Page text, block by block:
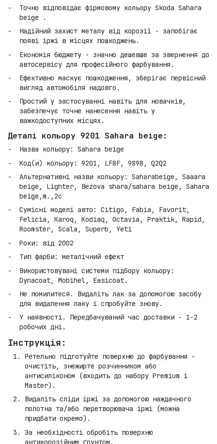
Точно відповідає фірмовому кольору Skoda Sahara
beige .
Надійний захист металу від корозії - запобігає
появі іржі в місцях пошкоджень.
Економія бюджету - значно дешевше за звернення до
автосервісу для професійного фарбування.
Ефективно маскує пошкодження, зберігає первісний
вигляд автомобіля надовго.
Простий у застосуванні навіть для новачків,
забезпечує точне нанесення навіть у
важкодоступних місцях.
Деталі кольору 9201 Sahara beige:
Назва кольору: Sahara beige
Код(и) кольору: 9201, LF8F, 9898, Q2Q2
Альтернативні назви кольору: Saharabeige, Saaara
beige, Lighter, Bezova shara/sahara beige, Sahara
beige,m.,2c
Сумісні моделі авто: Citigo, Fabia, Favorit,
Felicia, Karoq, Kodiaq, Octavia, Praktik, Rapid,
Roomster, Scala, Superb, Yeti
Роки: від 2002
Тип фарби: металічний ефект
Використовувані системи підбору кольору:
Dynacoat, Mobihel, Easicoat.
Не помилитеся. Видаліть лак за допомогою засобу
для видалення лаку і спробуйте знову.
У наявності. Передбачуваний час доставки - 1-2
робочих дні.
Інструкція:
Ретельно підготуйте поверхню до фарбування -
очистіть, знежирте розчинником або
антисиліконом (входить до набору Premium і
Master).
Видаліть сліди іржі за допомогою наждачного
полотна та/або перетворювача іржі (можна
придбати окремо).
За необхідності обробіть поверхню
антикорозійним ґрунтом.